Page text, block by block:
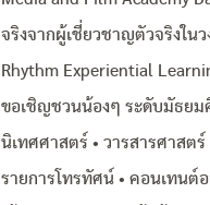
จริงจากผู้เชี่ยวชาญตัวจริงใน
Rhythm Experiential
ขอเชิญชวนน้องๆ ระดับมัธยม
นิเทศศาสตร์ • วารสารศาสต
รายการโทรทัศน์ • คอนเทนต์